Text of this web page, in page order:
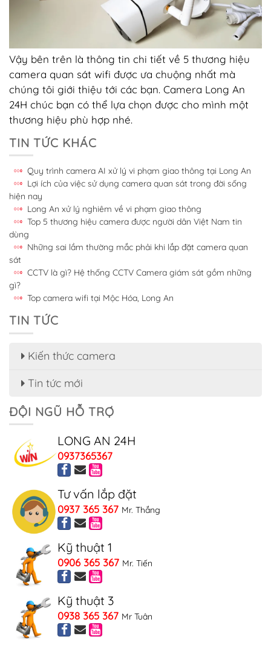
Vậy bên trên là thông tin chi tiết về 5 thương hiệu
camera quan sát wifi được ưa chuộng nhất mà
chúng tôi giới thiệu tới các bạn. Camera Long An
24H chúc bạn có thể lựa chọn được cho mình một
thương hiệu phù hợp nhé.
TIN TỨC KHÁC
Quy trình camera AI xử lý vi phạm giao thông tại Long An
Lợi ích của việc sử dụng camera quan sát trong đời sống
hiện nay
Long An xử lý nghiêm về vi phạm giao thông
Top 5 thương hiệu camera được người dân Việt Nam tin
dùng
Những sai lầm thường mắc phải khi lắp đặt camera quan
sát
CCTV là gì? Hệ thống CCTV Camera giám sát gồm những
gì?
Top camera wifi tại Mộc Hóa, Long An
TIN TỨC
Kiến thức camera
Tin tức mới
ĐỘI NGŨ HỖ TRỢ
LONG AN 24H
0937365367
Tư vấn lắp đặt
0937 365 367 Mr. Thắng
Kỹ thuật 1
0906 365 367 Mr. Tiến
Kỹ thuật 3
0938 365 367 Mr Tuân